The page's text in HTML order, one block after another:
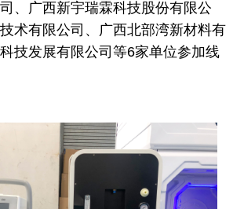
、广西新宇瑞霖科技股份有限公
术有限公司、广西北部湾新材料有
技发展有限公司等6家单位参加线